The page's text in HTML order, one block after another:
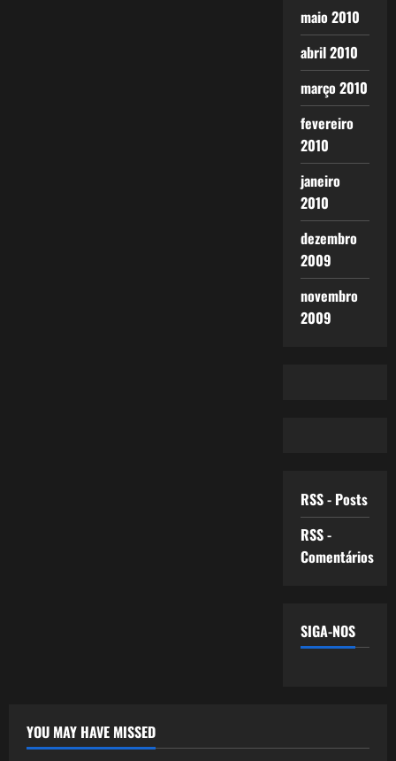
maio 2010
abril 2010
março 2010
fevereiro
2010
janeiro
2010
dezembro
2009
novembro
2009
RSS - Posts
RSS -
Comentários
SIGA-NOS
YOU MAY HAVE MISSED